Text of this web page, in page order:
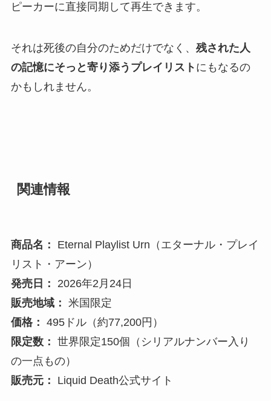
ピーカーに直接同期して再生できます。
それは死後の自分のためだけでなく、 残された人
の記憶にそっと寄り添うプレイリスト にもなるの
かもしれません。
関連情報
商品名：
Eternal Playlist Urn（エターナル・プレイ
リスト・アーン）
発売日：
2026年2月24日
販売地域： 米国限定
価格： 495ドル（約77,200円）
限定数： 世界限定150個（シリアルナンバー入り
の一点もの）
販売元：
Liquid Death公式サイト